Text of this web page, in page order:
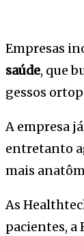
Empresas
saúde, que
gessos
A empresa
entretanto
mais
As
pacientes, a